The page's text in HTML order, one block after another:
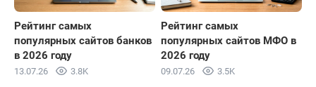
Рейтинг самых
популярных сайтов банков
в 2026 году
13.07.26 3.8K
Рейтинг самых
популярных сайтов МФО в
2026 году
09.07.26 3.5K